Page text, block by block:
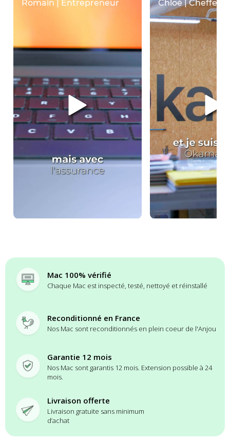
Mac 100% vérifié
Chaque Mac est inspecté, testé, nettoyé et réinstallé
Reconditionné en France
Nos Mac sont reconditionnés en plein coeur de l'Anjou
Garantie 12 mois
Nos Mac sont garantis 12 mois. Extension possible à 24
mois.
Livraison offerte
Livraison gratuite sans minimum
d’achat